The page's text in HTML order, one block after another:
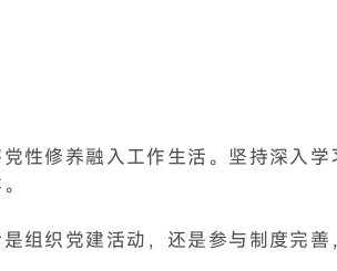
性修养融入工作生活。坚持深入
组织党建活动，还是参与制度完